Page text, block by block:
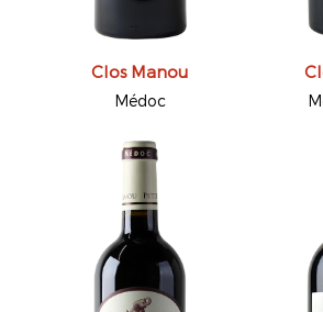
Clos Manou
Médoc